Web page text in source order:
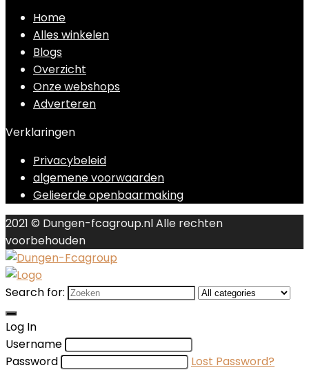
Home
Alles winkelen
Blogs
Overzicht
Onze webshops
Adverteren
Verklaringen
Privacybeleid
algemene voorwaarden
Gelieerde openbaarmaking
2021 © Dungen-fcagroup.nl Alle rechten
voorbehouden
Search for:
Log In
Username
Password
Lost Password?